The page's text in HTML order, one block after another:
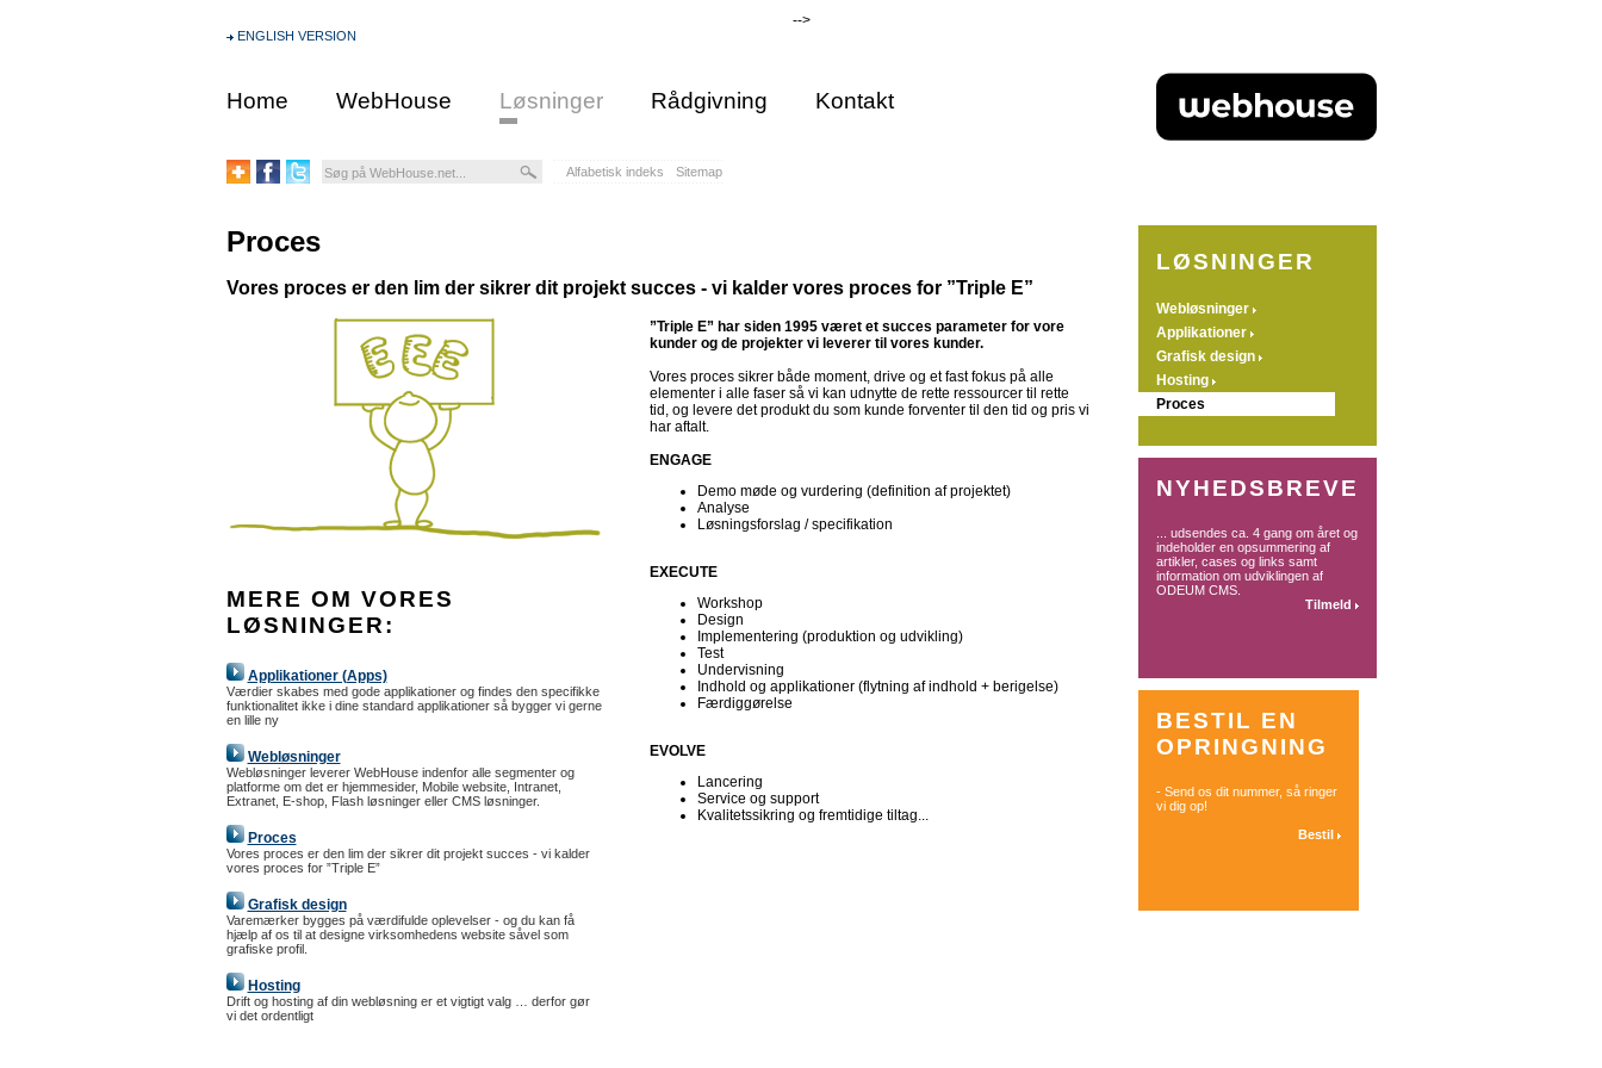
-->
ENGLISH VERSION
Home WebHouse Løsninger Rådgivning Kontakt
Alfabetisk indeks Sitemap
Proces
Vores proces er den lim der sikrer dit projekt succes - vi kalder vores proces for ”Triple E”
MERE OM VORES
LØSNINGER:
Applikationer (Apps)
Værdier skabes med gode applikationer og findes den specifikke
funktionalitet ikke i dine standard applikationer så bygger vi gerne
en lille ny
Webløsninger
Webløsninger leverer WebHouse indenfor alle segmenter og
platforme om det er hjemmesider, Mobile website, Intranet,
Extranet, E-shop, Flash løsninger eller CMS løsninger.
Proces
Vores proces er den lim der sikrer dit projekt succes - vi kalder
vores proces for ”Triple E”
Grafisk design
Varemærker bygges på værdifulde oplevelser - og du kan få
hjælp af os til at designe virksomhedens website såvel som
grafiske profil.
Hosting
Drift og hosting af din webløsning er et vigtigt valg … derfor gør
vi det ordentligt
”Triple E” har siden 1995 været et succes parameter for vore
kunder og de projekter vi leverer til vores kunder.
Vores proces sikrer både moment, drive og et fast fokus på alle
elementer i alle faser så vi kan udnytte de rette ressourcer til rette
tid, og levere det produkt du som kunde forventer til den tid og pris vi
har aftalt.
ENGAGE
Demo møde og vurdering (definition af projektet)
Analyse
Løsningsforslag / specifikation
EXECUTE
Workshop
Design
Implementering (produktion og udvikling)
Test
Undervisning
Indhold og applikationer (flytning af indhold + berigelse)
Færdiggørelse
EVOLVE
Lancering
Service og support
Kvalitetssikring og fremtidige tiltag...
LØSNINGER
Webløsninger
Applikationer
Grafisk design
Hosting
Proces
NYHEDSBREVE
... udsendes ca. 4 gang om året og
indeholder en opsummering af
artikler, cases og links samt
information om udviklingen af
ODEUM CMS.
Tilmeld
BESTIL EN
OPRINGNING
- Send os dit nummer, så ringer
vi dig op!
Bestil